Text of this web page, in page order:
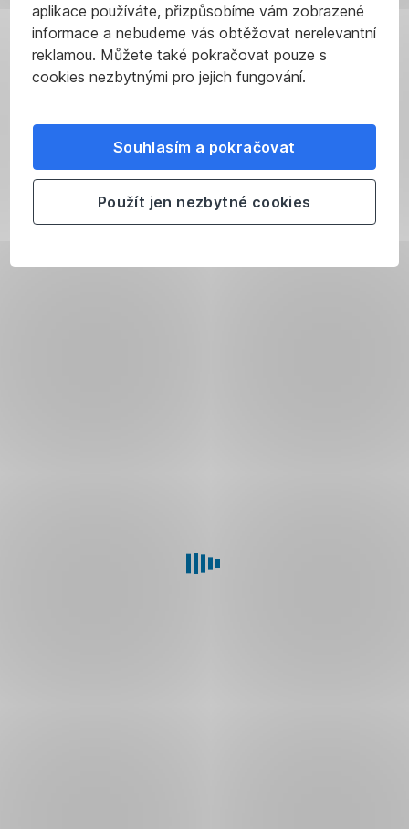
aplikace používáte, přizpůsobíme vám zobrazené
informace a nebudeme vás obtěžovat nerelevantní
reklamou. Můžete také pokračovat pouze s
cookies nezbytnými pro jejich fungování.
Souhlasím a pokračovat
Použít jen nezbytné cookies